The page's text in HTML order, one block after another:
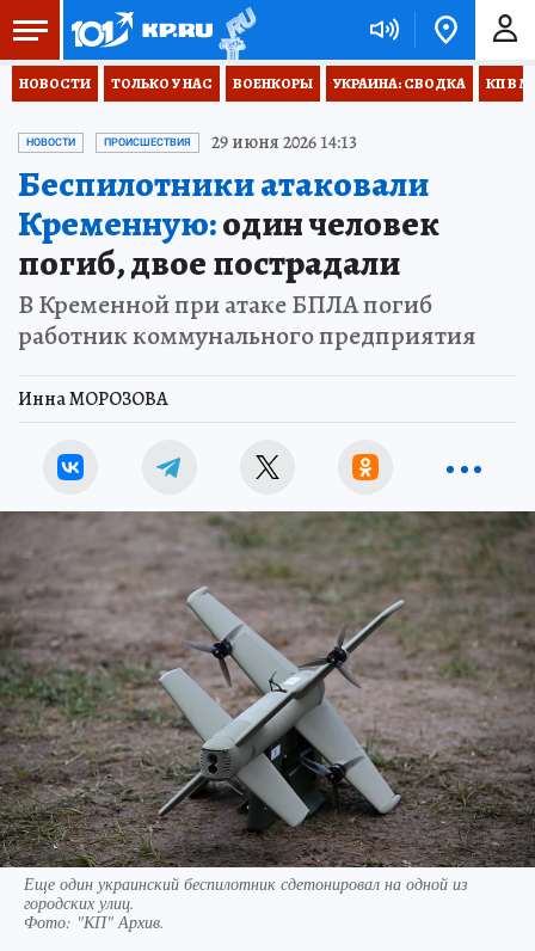
НОВОСТИ ТОЛЬКО У НАС ВОЕНКОРЫ УКРАИНА: СВОДКА КП В
НОВОСТИ ПРОИСШЕСТВИЯ 29 июня 2026 14:13
Беспилотники атаковали
Кременную:один человек
погиб, двое пострадали
В Кременной при атаке БПЛА погиб
работник коммунального предприятия
Инна МОРОЗОВА
Еще один украинский беспилотник сдетонировал на одной из
городских улиц.
Фото: "КП" Архив.